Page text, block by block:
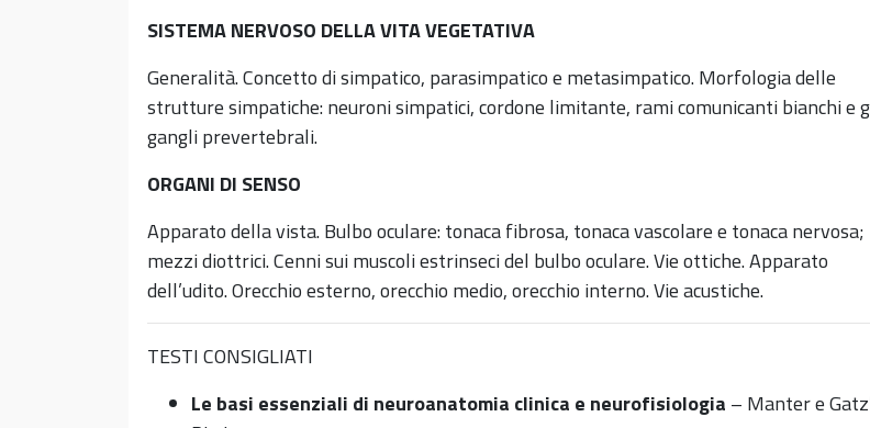
SISTEMA NERVOSO DELLA VITA VEGETATIVA
Generalità. Concetto di simpatico, parasimpatico e metasimpatico. Morfologia delle
strutture simpatiche: neuroni sim­patici, cordone limitante, rami comunicanti bianchi e
gangli prevertebrali.
ORGANI DI SENSO
Apparato della vista. Bulbo oculare: tonaca fibrosa, tonaca vascolare e tonaca nervosa;
mezzi diottrici. Cenni sui muscoli estrinseci del bulbo oculare. Vie ottiche. Apparato
dell’udito. Orecchio esterno, orecchio medio, orecchio interno. Vie acustiche.
TESTI CONSIGLIATI
Le basi essenziali di neuroanatomia clinica e neurofisiologia – Manter e